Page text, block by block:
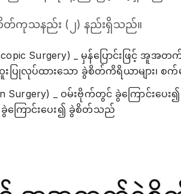
တ်ကုသနည်း (၂) နည်းရှိသည်။
Surgery) _ မှန်ပြောင်းဖြင့် အူ
ပြုလုပ်ထားသော ခွဲစိတ်ကိရိယာများ၊ စ
Surgery) _ ဝမ်းဗိုက်တွင် ခွဲကြောင်းပေ
ြောင်းပေး၍ ခွဲစိတ်သည်